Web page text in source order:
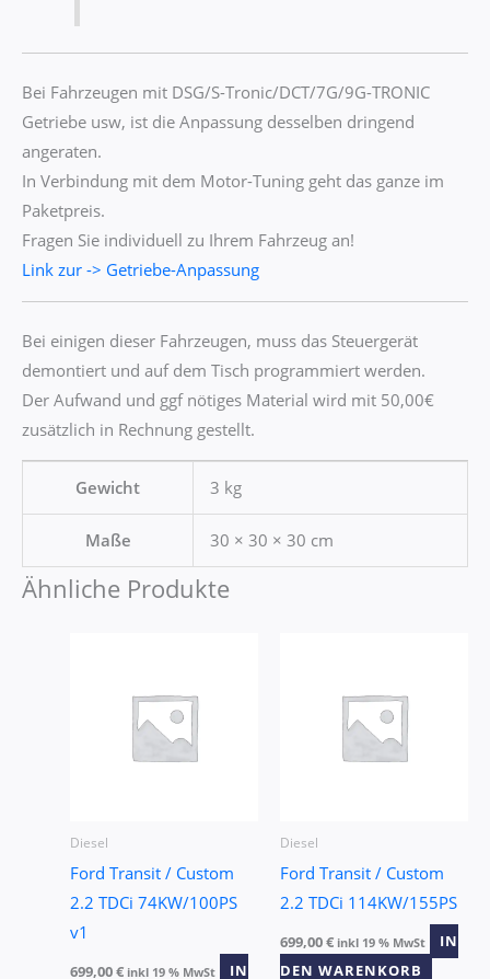
Bei Fahrzeugen mit DSG/S-Tronic/DCT/7G/9G-TRONIC
Getriebe usw, ist die Anpassung desselben dringend
angeraten.
In Verbindung mit dem Motor-Tuning geht das ganze im
Paketpreis.
Fragen Sie individuell zu Ihrem Fahrzeug an!
Link zur -> Getriebe-Anpassung
Bei einigen dieser Fahrzeugen, muss das Steuergerät
demontiert und auf dem Tisch programmiert werden.
Der Aufwand und ggf nötiges Material wird mit 50,00€
zusätzlich in Rechnung gestellt.
Gewicht 3 kg
Maße 30 × 30 × 30 cm
Ähnliche Produkte
Diesel
Ford Transit / Custom
2.2 TDCi 74KW/100PS
v1
699,00€ inkl 19 % MwSt
IN
Diesel
Ford Transit / Custom
2.2 TDCi 114KW/155PS
699,00€ inkl 19 % MwSt
IN
DEN WARENKORB